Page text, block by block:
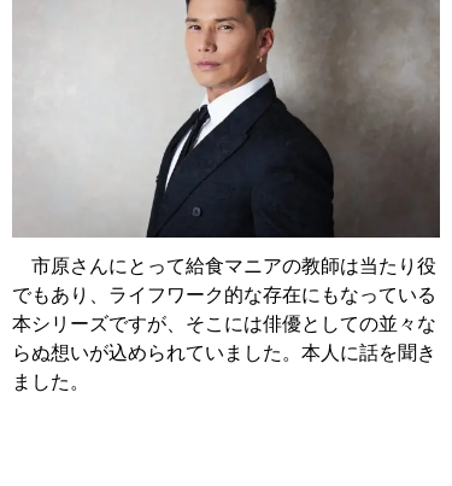
市原さんにとって給食マニアの教師は当たり役
でもあり、ライフワーク的な存在にもなっている
本シリーズですが、そこには俳優としての並々な
らぬ想いが込められていました。本人に話を聞き
ました。